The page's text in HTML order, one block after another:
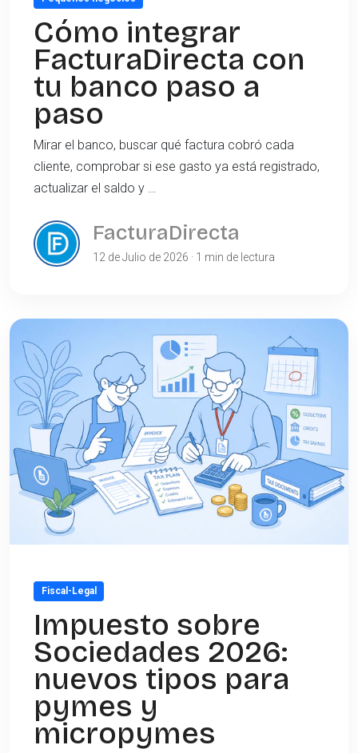
Cómo integrar
FacturaDirecta con
tu banco paso a
paso
Mirar el banco, buscar qué factura cobró cada
cliente, comprobar si ese gasto ya está registrado,
actualizar el saldo y …
FacturaDirecta
12 de Julio de 2026 · 1 min de lectura
Fiscal-Legal
Impuesto sobre
Sociedades 2026:
nuevos tipos para
pymes y
micropymes